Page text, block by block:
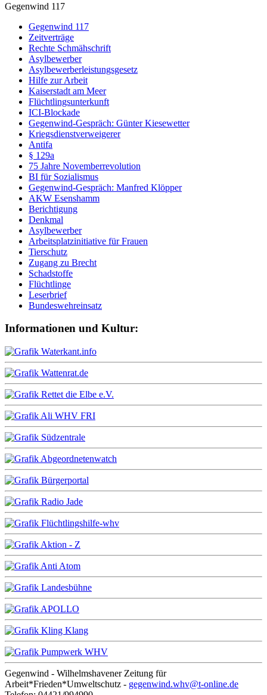
Gegenwind 117
Gegenwind 117
Zeitverträge
Rechte Schmähschrift
Asylbewerber
Asylbewerberleistungsgesetz
Hilfe zur Arbeit
Kaiserstadt am Meer
Flüchtlingsunterkunft
ICI-Blockade
Gegenwind-Gespräch: Günter Kiesewetter
Kriegsdienstverweigerer
Antifa
§ 129a
75 Jahre Novemberrevolution
BI für Sozialismus
Gegenwind-Gespräch: Manfred Klöpper
AKW Esenshamm
Berichtigung
Denkmal
Asylbewerber
Arbeitsplatzinitiative für Frauen
Tierschutz
Zugang zu Brecht
Schadstoffe
Flüchtlinge
Leserbrief
Bundeswehreinsatz
Informationen und Kultur:
Gegenwind - Wilhelmshavener Zeitung für
Arbeit*Frieden*Umweltschutz - gegenwind.whv@t-online.de